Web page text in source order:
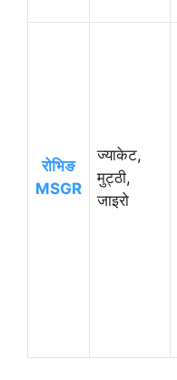
रोभिङ
MSGR
ज्याकेट,
मुट्ठी,
जाइरो